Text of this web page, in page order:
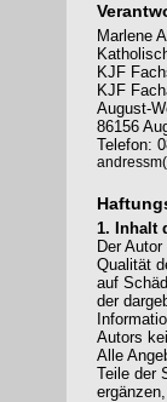
Marlene
KJF
KJF
August-
86156
Telefon:
1. Inhalt
Der
Qualität
auf
der
Autors
Alle
Teile der